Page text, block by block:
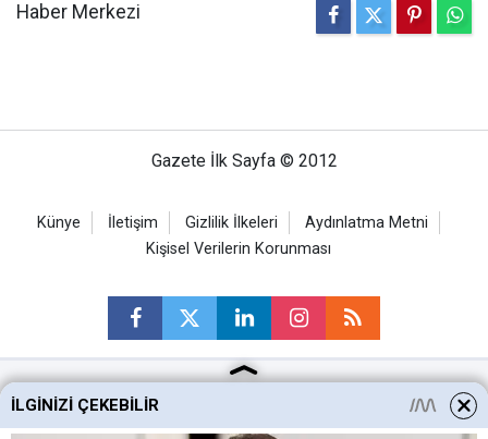
Haber Merkezi
Gazete İlk Sayfa © 2012
Künye İletişim Gizlilik İlkeleri
Aydınlatma Metni
Kişisel Verilerin Korunması
Ankara Haberleri
İLGINIZI ÇEKEBILIR